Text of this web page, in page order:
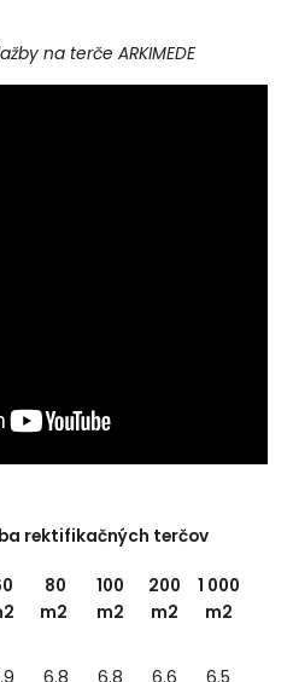
na terče ARKIMEDE
rektifikačných terčov
80
m2
100
m2
200
m2
1 000
m2